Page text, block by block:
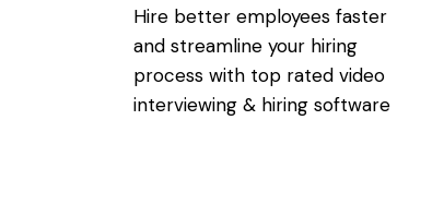
Hire better employees faster
and streamline your hiring
process with top rated video
interviewing & hiring software